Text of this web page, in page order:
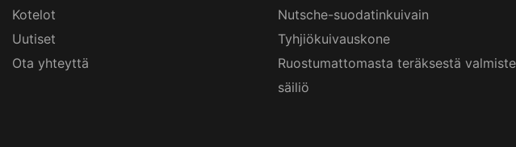
Kotelot
Uutiset
Ota yhteyttä
Nutsche-suodatinkuivain
Tyhjiökuivauskone
Ruostumattomasta teräksestä
säiliö